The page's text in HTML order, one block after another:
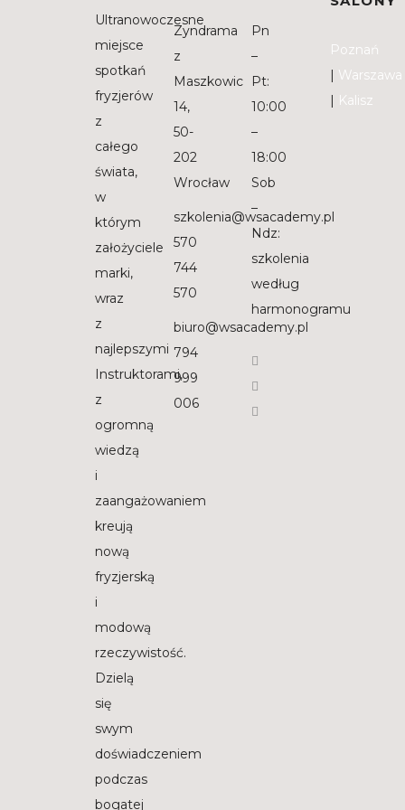
Ultranowoczesne
miejsce
spotkań
fryzjerów
z
całego
świata,
w
którym
założyciele
marki,
wraz
z
najlepszymi
Instruktorami,
z
ogromną
wiedzą
i
zaangażowaniem
kreują
nową
fryzjerską
i
modową
rzeczywistość.
Dzielą
się
swym
doświadczeniem
podczas
bogatej
Zyndrama
z
Maszkowic
14,
50-
202
Wrocław
szkolenia@wsacademy.pl
570
744
570
biuro@wsacademy.pl
794
999
006
Pn
–
Pt:
10:00
–
18:00
Sob
–
Ndz:
szkolenia
według
harmonogramu
Poznań
| Warszawa
| Kalisz